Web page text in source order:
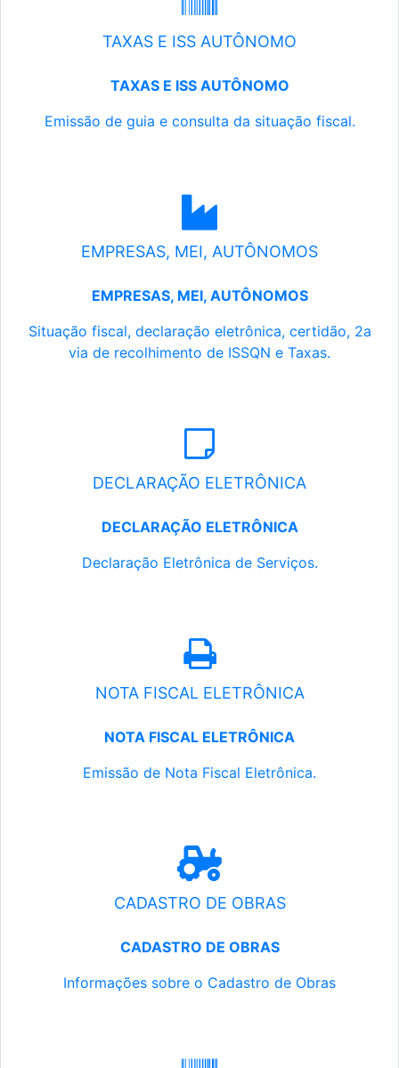
TAXAS E ISS AUTÔNOMO
TAXAS E ISS AUTÔNOMO
Emissão de guia e consulta da situação fiscal.
EMPRESAS, MEI, AUTÔNOMOS
EMPRESAS, MEI, AUTÔNOMOS
Situação fiscal, declaração eletrônica, certidão, 2a
via de recolhimento de ISSQN e Taxas.
DECLARAÇÃO ELETRÔNICA
DECLARAÇÃO ELETRÔNICA
Declaração Eletrônica de Serviços.
NOTA FISCAL ELETRÔNICA
NOTA FISCAL ELETRÔNICA
Emissão de Nota Fiscal Eletrônica.
CADASTRO DE OBRAS
CADASTRO DE OBRAS
Informações sobre o Cadastro de Obras